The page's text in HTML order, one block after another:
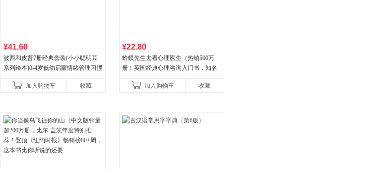
¥41.60
波西和皮普7册经典套装(小小聪明豆
系列绘本)0-4岁低幼启蒙情绪管理习惯
养好品质，发现快
加入购物车 收藏
¥22.80
蛤蟆先生去看心理医生（热销500万
册！英国经典心理咨询入门书，知名
加入购物车
收藏